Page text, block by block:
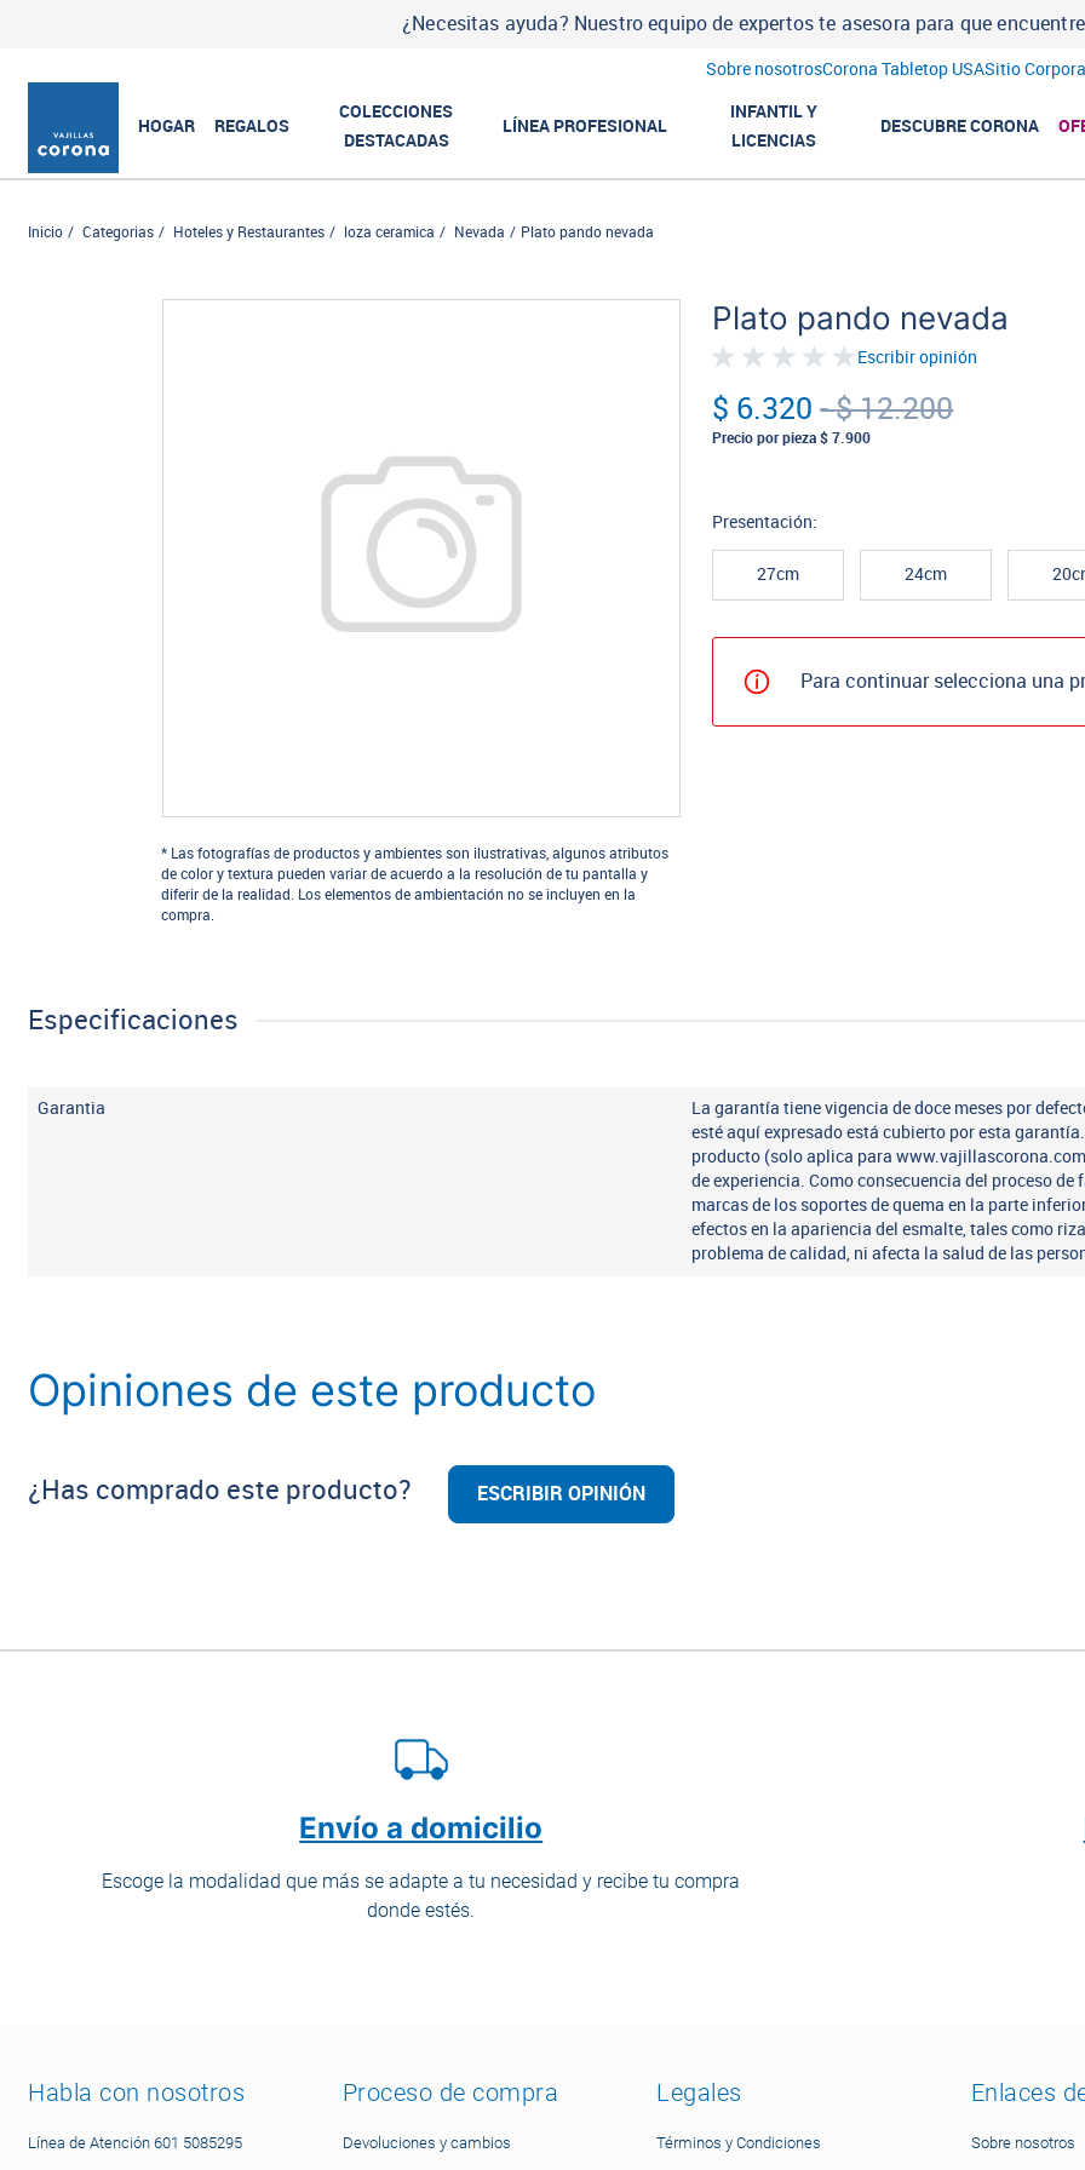
¿Necesitas ayuda? Nuestro equipo de expertos te asesora para que
Sobre nosotrosCorona Tabletop USASitio
HOGAR REGALOS
COLECCIONES
DESTACADAS
LÍNEA PROFESIONAL
INFANTIL Y
LICENCIAS
DESCUBRE CORONA
Inicio Categorias Hoteles y Restaurantes loza ceramica Nevada Plato pando nevada
Plato pando nevada
Escribir opinión
* Las fotografías de productos y ambientes son ilustrativas, algunos atributos
de color y textura pueden variar de acuerdo a la resolución de tu pantalla y
diferir de la realidad. Los elementos de ambientación no se incluyen en la
compra.
$ 6.320 -$ 12.200
Precio por pieza $ 7.900
Presentación:
27cm 24cm
Para continuar selecciona una
Especificaciones
Garantia
La garantía tiene vigencia de doce meses por
esté aquí expresado está cubierto por esta
producto (solo aplica para
de experiencia. Como consecuencia del proceso
marcas de los soportes de quema en la parte
efectos en la apariencia del esmalte, tales como
problema de calidad, ni afecta la salud de las
Opiniones de este producto
¿Has comprado este producto? ESCRIBIR OPINIÓN
Envío a domicilio
Escoge la modalidad que más se adapte a tu necesidad y recibe tu compra
donde estés.
Habla con nosotros
Línea de Atención 601 5085295
Proceso de compra
Devoluciones y cambios
Legales
Términos y Condiciones
Enlaces
Sobre nosotros